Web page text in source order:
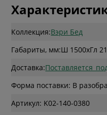
Коллекция:Вэри Бед
Габариты, мм:Ш 1500xГл
Доставка:
Форма поставки: В
Артикул: K02-140-0380